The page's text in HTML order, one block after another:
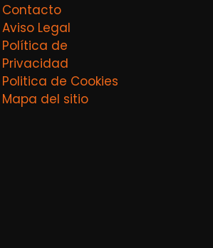
Contacto
Aviso Legal
Política de
Privacidad
Politica de Cookies
Mapa del sitio